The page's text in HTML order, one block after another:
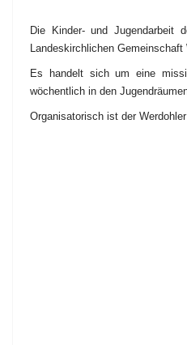
Die Kinder- und Jugendarbeit
Landeskirchlichen Gemeinschaft
Es handelt sich um eine
wöchentlich in den
Organisatorisch ist der